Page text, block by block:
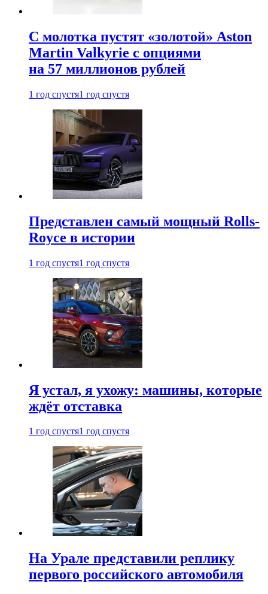
С молотка пустят «золотой» Aston
Martin Valkyrie с опциями
на 57 миллионов рублей
1 год спустя1 год спустя
Представлен самый мощный Rolls-
Royce в истории
1 год спустя1 год спустя
Я устал, я ухожу: машины, которые
ждёт отставка
1 год спустя1 год спустя
На Урале представили реплику
первого российского автомобиля